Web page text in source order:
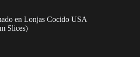
en Lonjas Cocido USA
Slices)